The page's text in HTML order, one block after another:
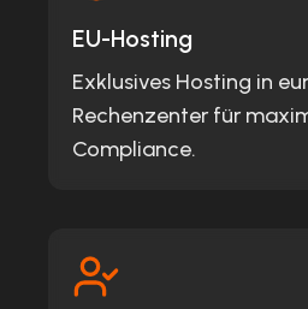
EU-Hosting
Exklusives Hosting in
Rechenzenter für
Compliance.